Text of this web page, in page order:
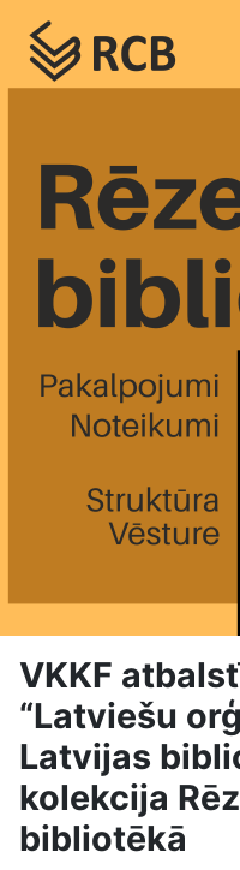
VKKF
“Latviešu
Latvijas
kolekcija
bibliotēkā